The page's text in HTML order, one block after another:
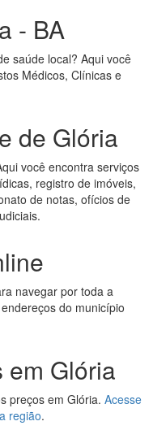
- BA
saúde local? Aqui você
Médicos, Clínicas e
de Glória
você encontra serviços
registro de imóveis,
de notas, ofícios de
navegar por toda a
do município
em Glória
preços em Glória. Acesse
região.